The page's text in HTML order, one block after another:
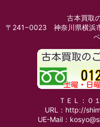
古本買取
〒241−0023 神奈川県横浜
ＴＥＬ：０
URL：http://
UE-Mail：